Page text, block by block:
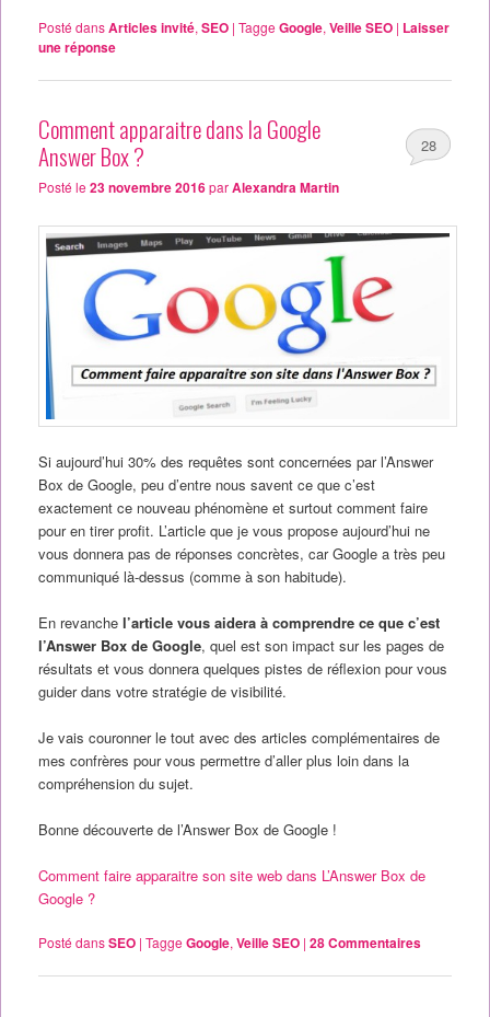
Posté dansArticles invité, SEO | Tagge Google, Veille SEO | Laisser
une réponse
Comment apparaitre dans la Google
Answer Box ?
Posté le 23 novembre 2016parAlexandra Martin
28
Si aujourd’hui 30% des requêtes sont concernées par l’Answer
Box de Google, peu d’entre nous savent ce que c’est
exactement ce nouveau phénomène et surtout comment faire
pour en tirer profit. L’article que je vous propose aujourd’hui ne
vous donnera pas de réponses concrètes, car Google a très peu
communiqué là-dessus (comme à son habitude).
En revanche l’article vous aidera à comprendre ce que c’est
l’Answer Box de Google, quel est son impact sur les pages de
résultats et vous donnera quelques pistes de réflexion pour vous
guider dans votre stratégie de visibilité.
Je vais couronner le tout avec des articles complémentaires de
mes confrères pour vous permettre d’aller plus loin dans la
compréhension du sujet.
Bonne découverte de l’Answer Box de Google !
Comment faire apparaitre son site web dans L’Answer Box de
Google ?
Posté dansSEO | Tagge Google, Veille SEO | 28Commentaires